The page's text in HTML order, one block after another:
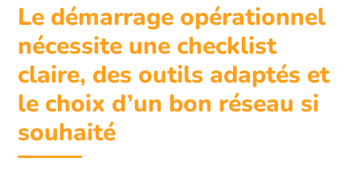
Le démarrage opérationnel
nécessite une checklist
claire, des outils adaptés et
le choix d’un bon réseau si
souhaité